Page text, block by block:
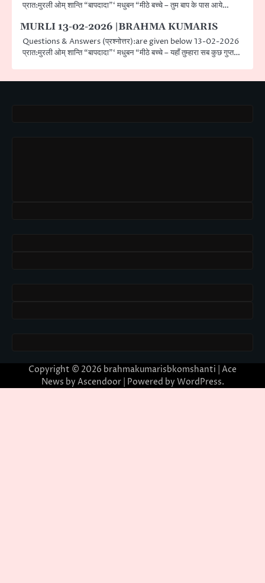
प्रात:मुरली ओम् शान्ति “बापदादा”‘ मधुबन “मीठे बच्चे – तुम बाप के पास आये…
MURLI 13-02-2026 |BRAHMA KUMARIS
Questions & Answers (प्रश्नोत्तर):are given below 13-02-2026
प्रात:मुरली ओम् शान्ति “बापदादा”‘ मधुबन “मीठे बच्चे – यहाँ तुम्हारा सब कुछ गुप्त…
Copyright © 2026 brahmakumarisbkomshanti | Ace
News by Ascendoor| Powered by WordPress.